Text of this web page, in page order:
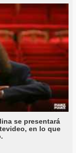
se presentará
en lo que